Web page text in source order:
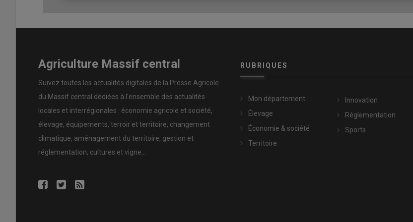
uneEurope agricolepuissante face aux menaces et concurrences extérieures qu’il s’agisse d’un bloc russe, des
politique français et européen de soutenir militairement l’Ukraine, dont la souveraineté a été attaquée et menacée par
Moscou.
L’Ukraine restera une grande puissance agricole
avec ou contre nous”, Jérémie
Chancel
Mais cette position en faveur d’une Ukraine dans l’UE est soumise à des conditions “non négociables” : “Le pays doit
animal, etc., qui constituent nos standards européens.” Faute de quoi “JA s’opposera à tout projet d’adhésion”, insiste
Agriculture Massif central
Suivez toutes les actualités digitales de la Presse Agricole
du Massif central dédiées à l'ensemble des actualités
locales et interrégionales : économie agricole et société,
élevage, équipements, terroir et territoire, changement
climatique, aménagement du territoire, gestion et
réglementation, cultures et vigne...
RUBRIQUES
Mon département
Élevage
Économie & société
Territoire
Innovation
Réglementation
Sports